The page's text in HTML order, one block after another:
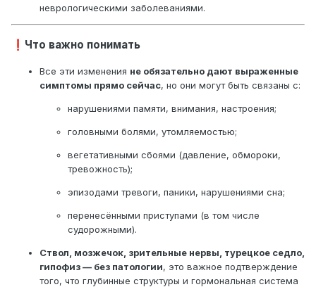
Мозжечок обычной формы и размеров. Нижний край
видимые отделы спинного мозга без изменений.
патологии.
Придаточные пазухи носа, ячейки сосцевидных отростков
Обзорное сканирование.
Заключение: МР-признаки зоны кистозно-глиозных изменений
белом веществе и в области скорлупы, лакунарного
постишемического очага кистозно-глиозных изменений в
белом веществе задних отделов левой лобной доли,
умеренного расширения конвекситальных пространств на
фоне кортикальной атрофии (GCA 1).
неврологическими заболеваниями.
❗ Что важно понимать
Все эти изменения не обязательно дают выраженные
симптомы прямо сейчас, но они могут быть связаны с:
нарушениями памяти, внимания, настроения;
головными болями, утомляемостью;
вегетативными сбоями (давление, обмороки,
тревожность);
эпизодами тревоги, паники, нарушениями сна;
перенесёнными приступами (в том числе
судорожными).
Ствол, мозжечок, зрительные нервы, турецкое седло,
гипофиз — без патологии, это важное подтверждение
того, что глубинные структуры и гормональная система